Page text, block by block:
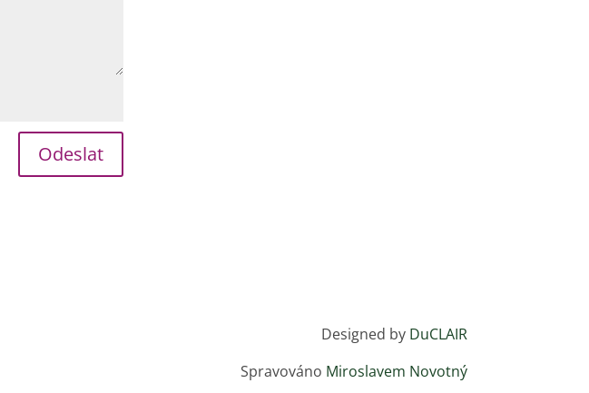
Odeslat
Designed by DuCLAIR
Spravováno Miroslavem Novotný